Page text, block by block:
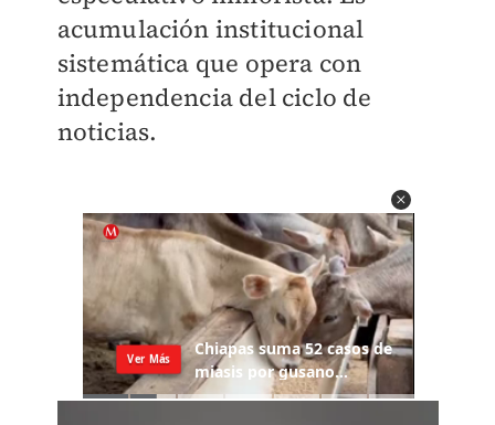
acumulación institucional
sistemática que opera con
independencia del ciclo de
noticias.